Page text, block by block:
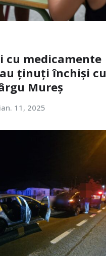
cu medicamente
ținuți închiși cu
Mureș
ian. 11, 2025